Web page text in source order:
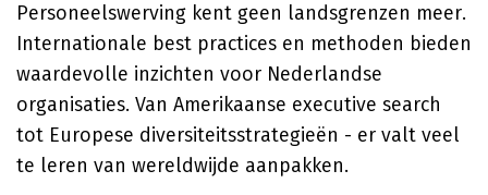
Personeelswerving kent geen landsgrenzen meer.
Internationale best practices en methoden bieden
waardevolle inzichten voor Nederlandse
organisaties. Van Amerikaanse executive search
tot Europese diversiteitsstrategieën - er valt veel
te leren van wereldwijde aanpakken.